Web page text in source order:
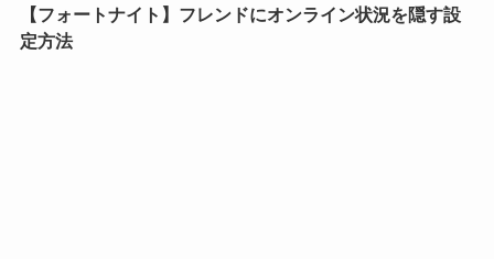
【フォートナイト】フレンドにオンライン状況を隠す設
定方法